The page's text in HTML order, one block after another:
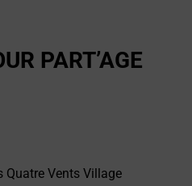
PART’AGE
Quatre Vents Village